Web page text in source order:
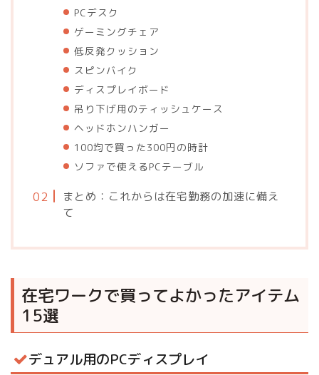
PCデスク
ゲーミングチェア
低反発クッション
スピンバイク
ディスプレイボード
吊り下げ用のティッシュケース
ヘッドホンハンガー
100均で買った300円の時計
ソファで使えるPCテーブル
まとめ：これからは在宅勤務の加速に備え
て
在宅ワークで買ってよかったアイテム
15選
デュアル用のPCディスプレイ